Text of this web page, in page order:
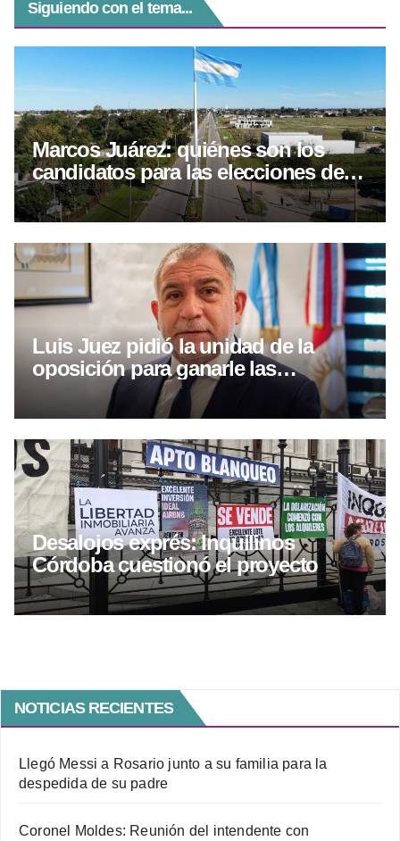
Siguiendo con el tema...
Marcos Juárez: quiénes son los
candidatos para las elecciones del 6
de septiembre
Luis Juez pidió la unidad de la
oposición para ganarle las
elecciones a Llaryora
Desalojos exprés: Inquilinos
Córdoba cuestionó el proyecto
NOTICIAS RECIENTES
Llegó Messi a Rosario junto a su familia para la
despedida de su padre
Coronel Moldes: Reunión del intendente con